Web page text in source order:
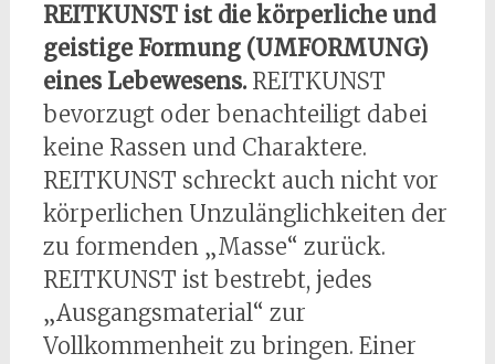
REITKUNST ist die körperliche und
geistige Formung (UMFORMUNG)
eines Lebewesens.REITKUNST
bevorzugt oder benachteiligt dabei
keine Rassen und Charaktere.
REITKUNST schreckt auch nicht vor
körperlichen Unzulänglichkeiten der
zu formenden „Masse“ zurück.
REITKUNST ist bestrebt, jedes
„Ausgangsmaterial“ zur
Vollkommenheit zu bringen. Einer